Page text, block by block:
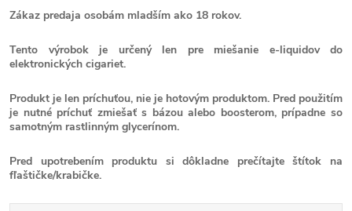
Zákaz predaja osobám mladším ako 18 rokov.
Tento výrobok je určený len pre miešanie e-liquidov do
elektronických cigariet.
Produkt je len príchuťou, nie je hotovým produktom. Pred použitím
je nutné príchuť zmiešať s bázou alebo boosterom, prípadne so
samotným rastlinným glycerínom.
Pred upotrebením produktu si dôkladne prečítajte štítok na
fľaštičke/krabičke.